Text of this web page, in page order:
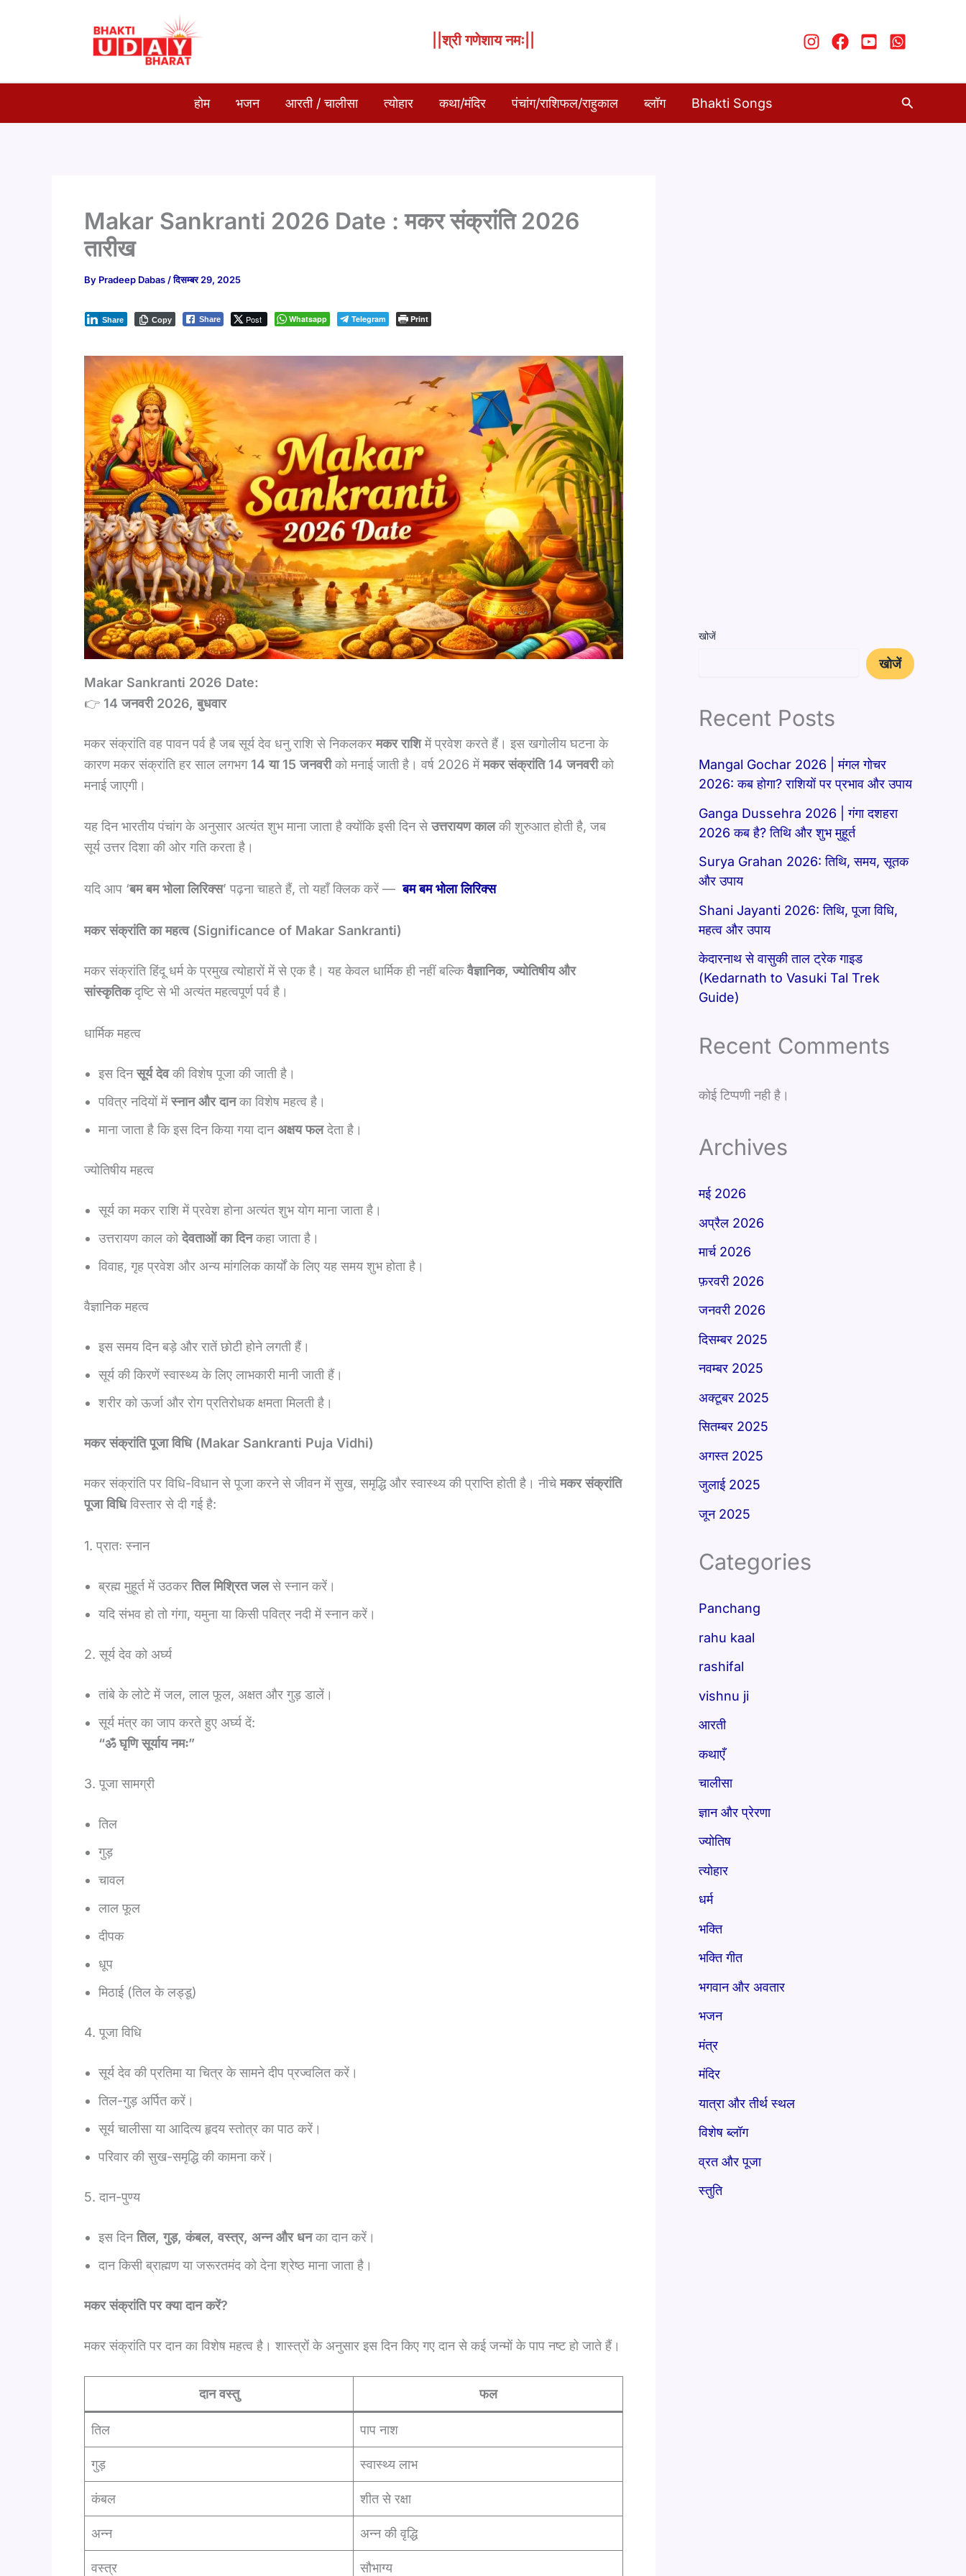
||श्री गणेशाय नमः||
होम भजन आरती / चालीसा त्योहार कथा/मंदिर पंचांग/राशिफल/राहुकाल ब्लॉग Bhakti Songs Search
Makar Sankranti 2026 Date : मकर संक्रांति 2026
तारीख
By Pradeep Dabas /दिसम्बर 29, 2025
Share Post
Share Whatsapp Telegram
Copy Print
Makar Sankranti 2026 Date:
👉 14 जनवरी 2026, बुधवार
मकर संक्रांति वह पावन पर्व है जब सूर्य देव धनु राशि से निकलकरमकर राशिमें प्रवेश करते हैं। इस खगोलीय घटना के
कारण मकर संक्रांति हर साल लगभग 14 या 15 जनवरीको मनाई जाती है। वर्ष 2026 मेंमकर संक्रांति 14 जनवरीको
मनाई जाएगी।
यह दिन भारतीय पंचांग के अनुसार अत्यंत शुभ माना जाता है क्योंकि इसी दिन सेउत्तरायण कालकी शुरुआत होती है, जब
सूर्य उत्तर दिशा की ओर गति करता है।
यदि आप ‘बम बम भोला लिरिक्स’ पढ़ना चाहते हैं, तो यहाँ क्लिक करें — बम बम भोला लिरिक्स
मकर संक्रांति का महत्व (Significance of Makar Sankranti)
मकर संक्रांति हिंदू धर्म के प्रमुख त्योहारों में से एक है। यह केवल धार्मिक ही नहीं बल्किवैज्ञानिक, ज्योतिषीय और
सांस्कृतिकदृष्टि से भी अत्यंत महत्वपूर्ण पर्व है।
धार्मिक महत्व
इस दिनसूर्य देवकी विशेष पूजा की जाती है।
पवित्र नदियों मेंस्नान और दानका विशेष महत्व है।
माना जाता है कि इस दिन किया गया दानअक्षय फलदेता है।
ज्योतिषीय महत्व
सूर्य का मकर राशि में प्रवेश होना अत्यंत शुभ योग माना जाता है।
उत्तरायण काल कोदेवताओं का दिनकहा जाता है।
विवाह, गृह प्रवेश और अन्य मांगलिक कार्यों के लिए यह समय शुभ होता है।
वैज्ञानिक महत्व
इस समय दिन बड़े और रातें छोटी होने लगती हैं।
सूर्य की किरणें स्वास्थ्य के लिए लाभकारी मानी जाती हैं।
शरीर को ऊर्जा और रोग प्रतिरोधक क्षमता मिलती है।
मकर संक्रांति पूजा विधि (Makar Sankranti Puja Vidhi)
मकर संक्रांति पर विधि-विधान से पूजा करने से जीवन में सुख, समृद्धि और स्वास्थ्य की प्राप्ति होती है। नीचेमकर संक्रांति
पूजा विधिविस्तार से दी गई है:
1. प्रातः स्नान
ब्रह्म मुहूर्त में उठकरतिल मिश्रित जलसे स्नान करें।
यदि संभव हो तो गंगा, यमुना या किसी पवित्र नदी में स्नान करें।
2. सूर्य देव को अर्घ्य
तांबे के लोटे में जल, लाल फूल, अक्षत और गुड़ डालें।
सूर्य मंत्र का जाप करते हुए अर्घ्य दें:
“ॐ घृणि सूर्याय नमः”
3. पूजा सामग्री
तिल
गुड़
चावल
लाल फूल
दीपक
धूप
मिठाई (तिल के लड्डू)
4. पूजा विधि
सूर्य देव की प्रतिमा या चित्र के सामने दीप प्रज्वलित करें।
तिल-गुड़ अर्पित करें।
सूर्य चालीसा या आदित्य हृदय स्तोत्र का पाठ करें।
परिवार की सुख-समृद्धि की कामना करें।
5. दान-पुण्य
इस दिनतिल, गुड़, कंबल, वस्त्र, अन्न और धनका दान करें।
दान किसी ब्राह्मण या जरूरतमंद को देना श्रेष्ठ माना जाता है।
मकर संक्रांति पर क्या दान करें?
मकर संक्रांति पर दान का विशेष महत्व है। शास्त्रों के अनुसार इस दिन किए गए दान से कई जन्मों के पाप नष्ट हो जाते हैं।
दान वस्तु फल
तिल पाप नाश
गुड़ स्वास्थ्य लाभ
कंबल शीत से रक्षा
अन्न अन्न की वृद्धि
वस्त्र सौभाग्य
खोजें
खोजें
Recent Posts
Mangal Gochar 2026 | मंगल गोचर
2026: कब होगा? राशियों पर प्रभाव और उपाय
Ganga Dussehra 2026 | गंगा दशहरा
2026 कब है? तिथि और शुभ मुहूर्त
Surya Grahan 2026: तिथि, समय, सूतक
और उपाय
Shani Jayanti 2026: तिथि, पूजा विधि,
महत्व और उपाय
केदारनाथ से वासुकी ताल ट्रेक गाइड
(Kedarnath to Vasuki Tal Trek
Guide)
Recent Comments
कोई टिप्पणी नही है।
Archives
मई 2026
अप्रैल 2026
मार्च 2026
फ़रवरी 2026
जनवरी 2026
दिसम्बर 2025
नवम्बर 2025
अक्टूबर 2025
सितम्बर 2025
अगस्त 2025
जुलाई 2025
जून 2025
Categories
Panchang
rahu kaal
rashifal
vishnu ji
आरती
कथाएँ
चालीसा
ज्ञान और प्रेरणा
ज्योतिष
त्योहार
धर्म
भक्ति
भक्ति गीत
भगवान और अवतार
भजन
मंत्र
मंदिर
यात्रा और तीर्थ स्थल
विशेष ब्लॉग
व्रत और पूजा
स्तुति